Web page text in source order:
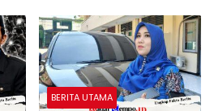
BERITA UTAMA